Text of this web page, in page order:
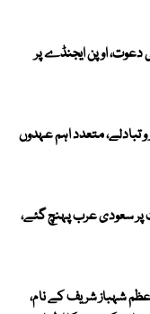
دعوت، اوپن ایجنڈے پر
تبادلے، متعدد اہم عہدوں
پر سعودی عرب پہنچ گئے،
شہباز شریف کے نام،